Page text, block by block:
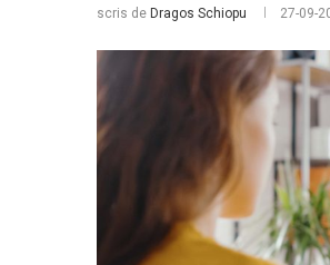
scris de Dragos Schiopu 27-09-